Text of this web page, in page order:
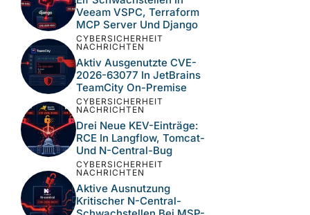
NEUESTE BEITRÄGE
CYBERSICHERHEIT
NACHRICHTEN
Elf Schwachstellen In
Veeam VSPC, Terraform
MCP Server Und Django
CYBERSICHERHEIT
NACHRICHTEN
Aktiv Ausgenutzte CVE-
2026-63077 In JetBrains
TeamCity On-Premise
CYBERSICHERHEIT
NACHRICHTEN
Drei Neue KEV-Einträge:
RCE In Langflow, Tomcat-
Und N-Central-Bug